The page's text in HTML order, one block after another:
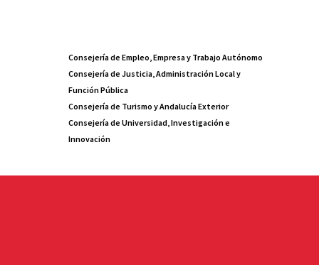
Consejería de Empleo, Empresa y Trabajo Autónomo
Consejería de Justicia, Administración Local y
Función Pública
Consejería de Turismo y Andalucía Exterior
Consejería de Universidad, Investigación e
Innovación